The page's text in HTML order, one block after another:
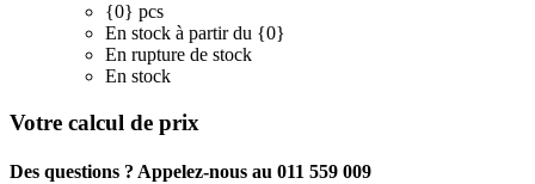
{0} pcs
En stock à partir du {0}
En rupture de stock
En stock
Votre calcul de prix
Des questions ? Appelez-nous au 011 559 009